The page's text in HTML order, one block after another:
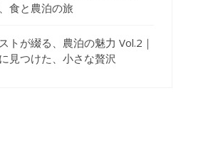
食と農泊の旅
トが綴る、農泊の魅力 Vol.2｜
見つけた、小さな贅沢